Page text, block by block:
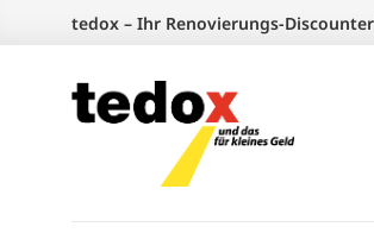
springen
tedox – Ihr Renovierungs-